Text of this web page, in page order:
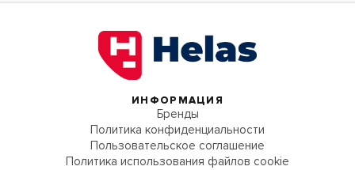
ИНФОРМАЦИЯ
Бренды
Политика конфиденциальности
Пользовательское соглашение
Политика использования файлов cookie